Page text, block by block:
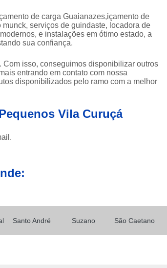
Caminhões Tipo Muncks para
Locações de Caminhões
Empresa de Carreta para Transporte de
Empresa de Transportadora Containers
Empresa de Transporte
Empresa de Transporte Rodoviário de
Empresa de Transportes
de carga Guaianazes,içamento de
serviços de guindaste, locadora de
e instalações em ótimo estado, a
sua confiança.
isso, conseguimos disponibilizar outros
entrando em contato com nossa
disponibilizados pelo ramo com a melhor
Vila Curuçá
Santo André Suzano São Caetano